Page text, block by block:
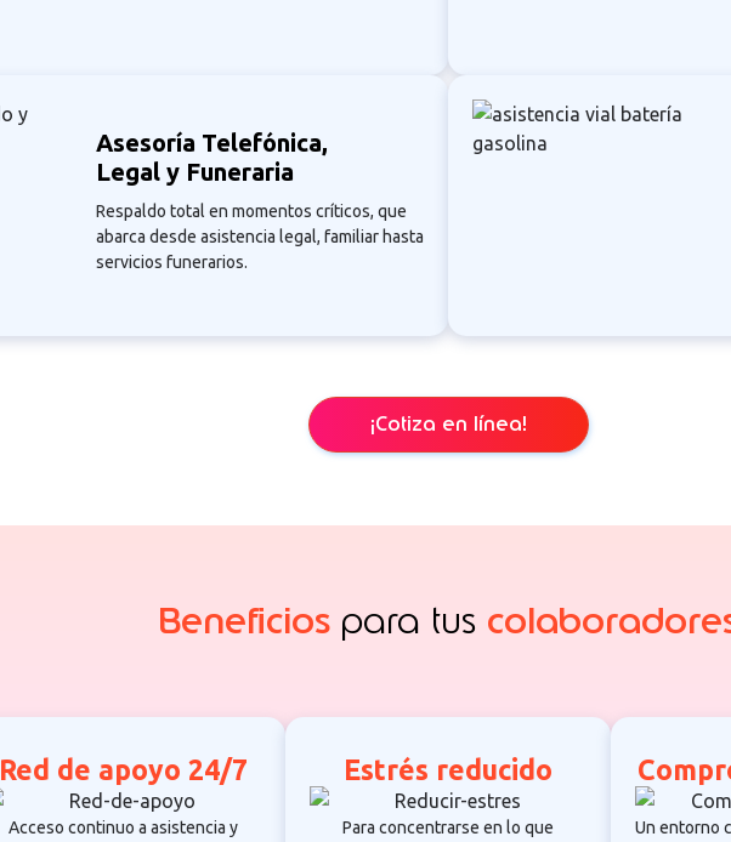
Asesoría Telefónica,
Legal y Funeraria
Respaldo total en momentos críticos, que
abarca desde asistencia legal, familiar hasta
servicios funerarios.
¡Cotiza en línea!
Beneficios para tus
Red de apoyo 24/7
Acceso continuo a asistencia y
Estrés reducido
Para concentrarse en lo que
Un entorno